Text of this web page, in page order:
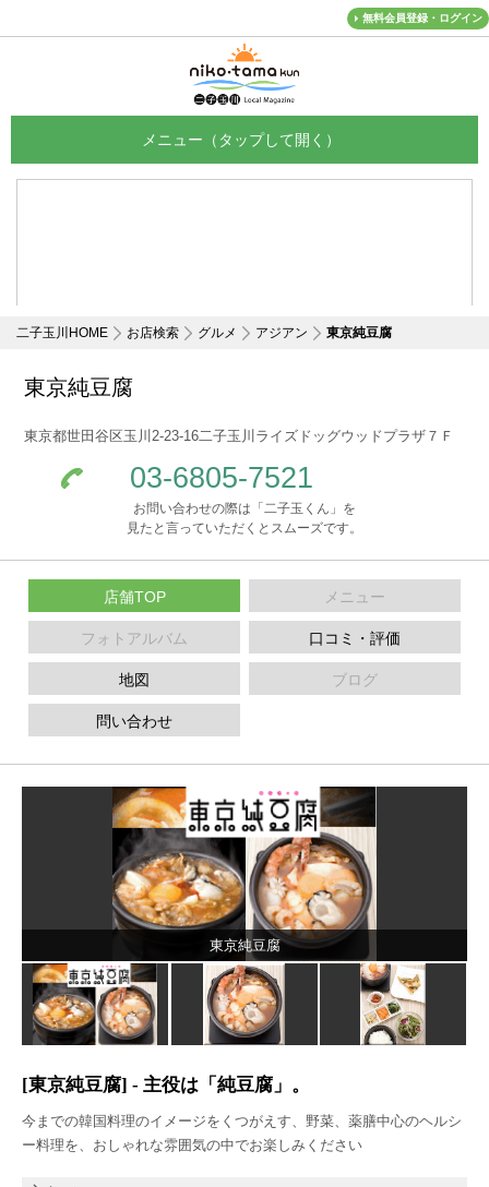
無料会員登録・ログイン
二子玉川HOME お店検索 グルメ アジアン 東京純豆腐
東京純豆腐
東京都世田谷区玉川2-23-16二子玉川ライズドッグウッドプラザ７Ｆ
03-6805-7521
お問い合わせの際は「二子玉くん」を
見たと言っていただくとスムーズです。
店舗TOP メニュー
フォトアルバム 口コミ・評価
地図 ブログ
問い合わせ
東京純豆腐
[東京純豆腐] - 主役は「純豆腐」。
今までの韓国料理のイメージをくつがえす、野菜、薬膳中心のヘルシ
ー料理を、おしゃれな雰囲気の中でお楽しみください
メニュー